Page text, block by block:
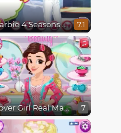
Barbie 4 Seasons Makeup 7.1
Cover Girl Real Makeover 7